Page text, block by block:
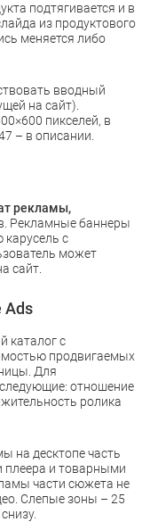
подтягивается и в
из продуктового
меняется либо
вводный
на сайт).
пикселей, в
– в описании.
рекламы,
Рекламные баннеры
с
может
сайт.
Ads
каталог с
продвигаемых
Для
отношение
ролика
на десктопе часть
плеера и товарными
части сюжета не
Слепые зоны – 25